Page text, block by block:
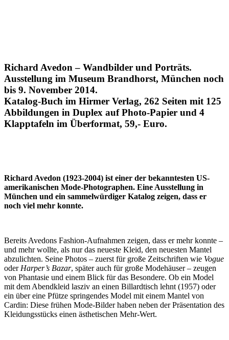
Richard Avedon – Wandbilder und Porträts.
Ausstellung im Museum Brandhorst, München noch
bis 9. November 2014.
Katalog-Buch im Hirmer Verlag, 262 Seiten mit 125
Abbildungen in Duplex auf Photo-Papier und 4
Klapptafeln im Überformat, 59,- Euro.
Richard Avedon (1923-2004) ist einer der bekanntesten US-
amerikanischen Mode-Photographen. Eine Ausstellung in
München und ein sammelwürdiger Katalog zeigen, dass er
noch viel mehr konnte.
Bereits Avedons Fashion-Aufnahmen zeigen, dass er mehr konnte –
und mehr wollte, als nur das neueste Kleid, den neuesten Mantel
abzulichten. Seine Photos – zuerst für große Zeitschriften wie Vogue
oder Harper’s Bazar, später auch für große Modehäuser – zeugen
von Phantasie und einem Blick für das Besondere. Ob ein Model
mit dem Abendkleid lasziv an einen Billardtisch lehnt (1957) oder
ein über eine Pfütze springendes Model mit einem Mantel von
Cardin: Diese frühen Mode-Bilder haben neben der Präsentation des
Kleidungsstücks einen ästhetischen Mehr-Wert.